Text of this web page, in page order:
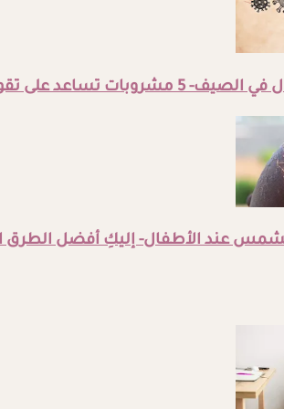
تساعد على تقويتها
عند الأطفال- إليكِ أفضل الطرق